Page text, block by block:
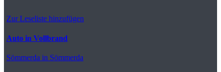
Zur Leseliste hinzufügen
Auto in Vollbrand
Sömmerda in Sömmerda